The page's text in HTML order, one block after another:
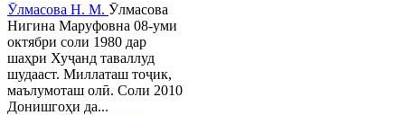
Ӯлмасова Н. М. Ӯлмасова
Нигина Маруфовна 08-уми
октябри соли 1980 дар
шаҳри Хуҷанд таваллуд
шудааст. Миллаташ тоҷик,
маълумоташ олӣ. Соли 2010
Донишгоҳи да...